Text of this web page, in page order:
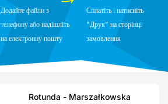
Додайте файли з
телефону або надішліть
на електронну пошту
Сплатіть і натисніть
"Друк" на сторінці
замовлення
Rotunda - Marszałkowska